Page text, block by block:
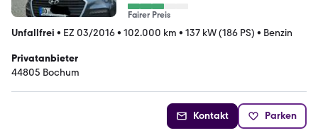
Fairer Preis
Unfallfrei • EZ 03/2016• 102.000 km • 137 kW (186 PS) • Benzin
Privatanbieter
44805 Bochum
Kontakt Parken